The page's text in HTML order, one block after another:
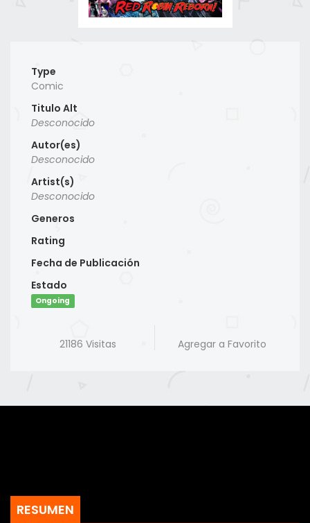
Type
Comic
Titulo Alt
Desconocido
Autor(es)
Desconocido
Artist(s)
Desconocido
Generos
Rating
Fecha de Publicación
Estado
Ongoing
21186 Visitas Agregar a Favorito
RESUMEN